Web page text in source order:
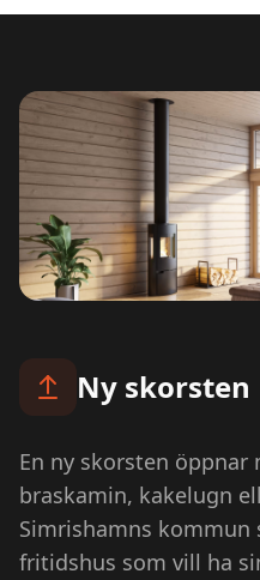
Ny skorsten
En ny skorsten
braskamin, kakelugn
Simrishamns
fritidshus som vill ha